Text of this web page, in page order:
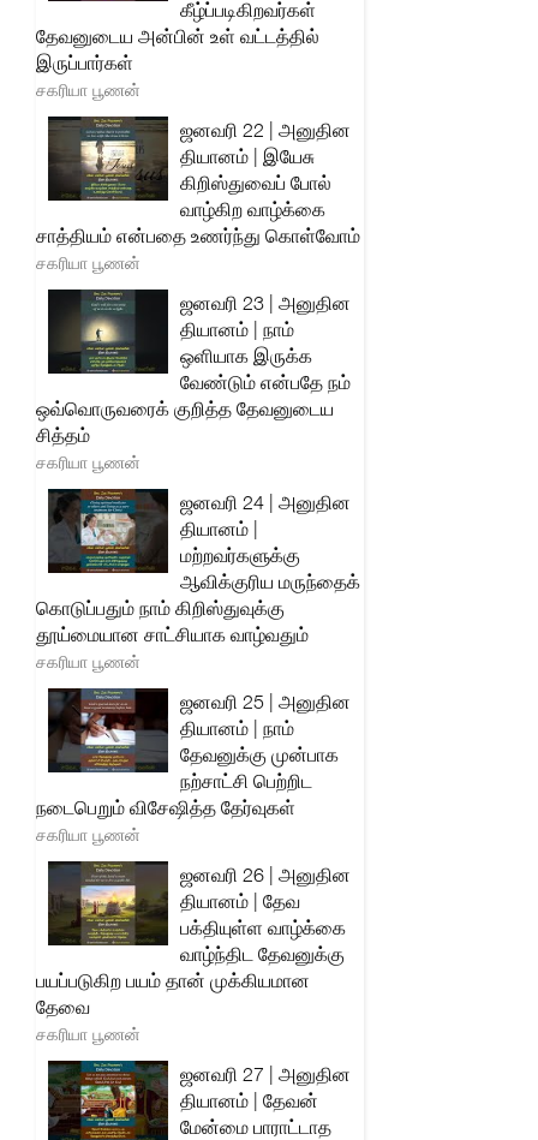
கீழ்ப்படிகிறவர்கள்
தேவனுடைய அன்பின் உள் வட்டத்தில்
இருப்பார்கள்
சகரியா பூணன்
ஜனவரி 22 | அனுதின
தியானம் | இயேசு
கிறிஸ்துவைப் போல்
வாழ்கிற வாழ்க்கை
சாத்தியம் என்பதை உணர்ந்து கொள்வோம்
சகரியா பூணன்
ஜனவரி 23 | அனுதின
தியானம் | நாம்
ஒளியாக இருக்க
வேண்டும் என்பதே நம்
ஒவ்வொருவரைக் குறித்த தேவனுடைய
சித்தம்
சகரியா பூணன்
ஜனவரி 24 | அனுதின
தியானம் |
மற்றவர்களுக்கு
ஆவிக்குரிய மருந்தைக்
கொடுப்பதும் நாம் கிறிஸ்துவுக்கு
தூய்மையான சாட்சியாக வாழ்வதும்
சகரியா பூணன்
ஜனவரி 25 | அனுதின
தியானம் | நாம்
தேவனுக்கு முன்பாக
நற்சாட்சி பெற்றிட
நடைபெறும் விசேஷித்த தேர்வுகள்
சகரியா பூணன்
ஜனவரி 26 | அனுதின
தியானம் | தேவ
பக்தியுள்ள வாழ்க்கை
வாழ்ந்திட தேவனுக்கு
பயப்படுகிற பயம் தான் முக்கியமான
தேவை
சகரியா பூணன்
ஜனவரி 27 | அனுதின
தியானம் | தேவன்
மேன்மை பாராட்டாத